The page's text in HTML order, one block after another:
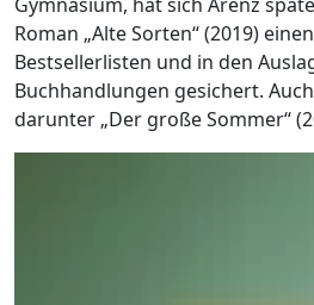
Roman „Alte Sorten“ (2019)
Bestsellerlisten und in den
Buchhandlungen gesichert.
darunter „Der große Sommer“